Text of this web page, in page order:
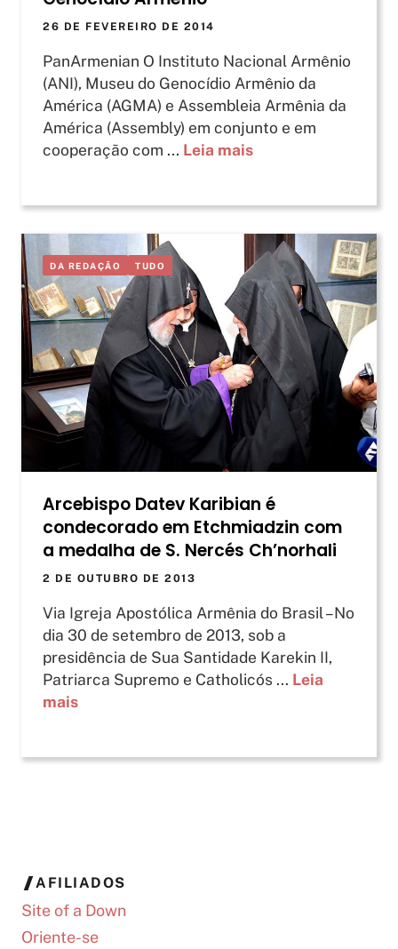
26 DE FEVEREIRO DE 2014
PanArmenian O Instituto Nacional Armênio
(ANI), Museu do Genocídio Armênio da
América (AGMA) e Assembleia Armênia da
América (Assembly) em conjunto e em
cooperação com ... Leia mais
DA REDAÇÃO TUDO
Arcebispo Datev Karibian é
condecorado em Etchmiadzin com
a medalha de S. Nercés Ch’norhali
2 DE OUTUBRO DE 2013
Via Igreja Apostólica Armênia do Brasil –No
dia 30 de setembro de 2013, sob a
presidência de Sua Santidade Karekin II,
Patriarca Supremo e Catholicós ... Leia
mais
AFILIADOS
Site of a Down
Oriente-se